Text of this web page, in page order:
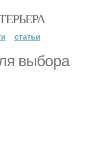
статьи
выбора